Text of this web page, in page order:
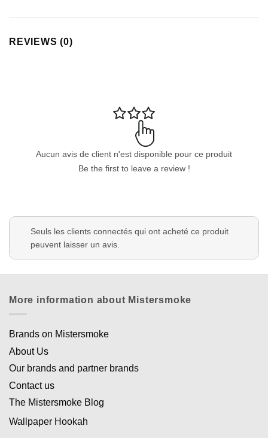
REVIEWS (0)
Aucun avis de client n'est disponible pour ce produit
Be the first to leave a review !
Seuls les clients connectés qui ont acheté ce produit
peuvent laisser un avis.
More information about Mistersmoke
Brands on Mistersmoke
About Us
Our brands and partner brands
Contact us
The Mistersmoke Blog
Wallpaper Hookah